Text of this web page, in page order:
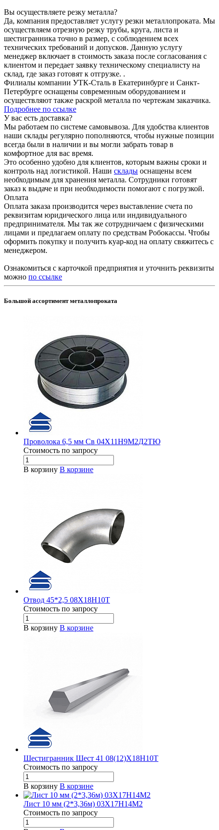
Вы осуществляете резку металла?
Да, компания предоставляет услугу резки металлопроката. Мы
осуществляем отрезную резку трубы, круга, листа и
шестигранника точно в размер, с соблюдением всех
технических требований и допусков. Данную услугу
менеджер включает в стоимость заказа после согласования с
клиентом и передает заявку техническому специалисту на
склад, где заказ готовят к отгрузке. .
Филиалы компании УТК-Сталь в Екатеринбурге и Санкт-
Петербурге оснащены современным оборудованием и
осуществляют также раскрой металла по чертежам заказчика.
Подробнее по ссылке
У вас есть доставка?
Мы работаем по системе самовывоза. Для удобства клиентов
наши склады регулярно пополняются, чтобы нужные позиции
всегда были в наличии и вы могли забрать товар в
комфортное для вас время.
Это особенно удобно для клиентов, которым важны сроки и
контроль над логистикой. Наши склады оснащены всем
необходимым для хранения металла. Сотрудники готовят
заказ к выдаче и при необходимости помогают с погрузкой.
Оплата
Оплата заказа производится через выставление счета по
реквизитам юридического лица или индивидуального
предпринимателя. Мы так же сотрудничаем с физическими
лицами и предлагаем оплату по средствам Робокассы. Чтобы
оформить покупку и получить куар-код на оплату свяжитесь с
менеджером.
Ознакомиться с карточкой предприятия и уточнить реквизиты
можно по ссылке
Большой ассортимент металлопроката
Проволока 6,5 мм Св 04Х11Н9М2Д2ТЮ
Стоимость по запросу
В корзину В корзине
Отвод 45*2,5 08Х18Н10Т
Стоимость по запросу
В корзину В корзине
Шестигранник Шест 41 08(12)Х18Н10Т
Стоимость по запросу
В корзину В корзине
Лист 10 мм (2*3,36м) 03Х17Н14М2
Стоимость по запросу